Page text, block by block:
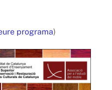
programa)